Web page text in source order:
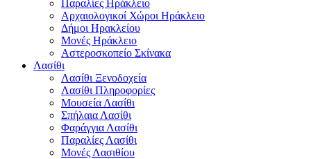
Παραλίες Ηράκλειο
Αρχαιολογικοί Χώροι Ηράκλειο
Δήμοι Ηρακλείου
Μονές Ηράκλειο
Αστεροσκοπείο Σκίνακα
Λασίθι
Λασίθι Ξενοδοχεία
Λασίθι Πληροφορίες
Μουσεία Λασίθι
Σπήλαια Λασίθι
Φαράγγια Λασίθι
Παραλίες Λασίθι
Μονές Λασιθίου